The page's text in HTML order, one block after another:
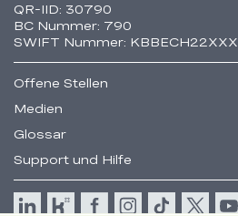
QR-IID: 30790
BC Nummer: 790
SWIFT Nummer: KBBECH22XXX
Offene Stellen
Medien
Glossar
Support und Hilfe